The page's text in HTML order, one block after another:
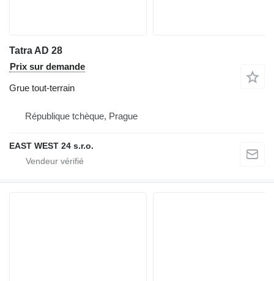
Tatra AD 28
Prix sur demande
Grue tout-terrain
République tchèque, Prague
EAST WEST 24 s.r.o.